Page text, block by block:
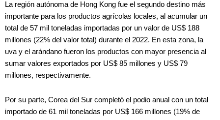
La región autónoma de Hong Kong fue el segundo destino más
importante para los productos agrícolas locales, al acumular un
total de 57 mil toneladas importadas por un valor de US$ 188
millones (22% del valor total) durante el 2022. En esta zona, la
uva y el arándano fueron los productos con mayor presencia al
sumar valores exportados por US$ 85 millones y US$ 79
millones, respectivamente.
Por su parte, Corea del Sur completó el podio anual con un total
importado de 61 mil toneladas por US$ 166 millones (19% de